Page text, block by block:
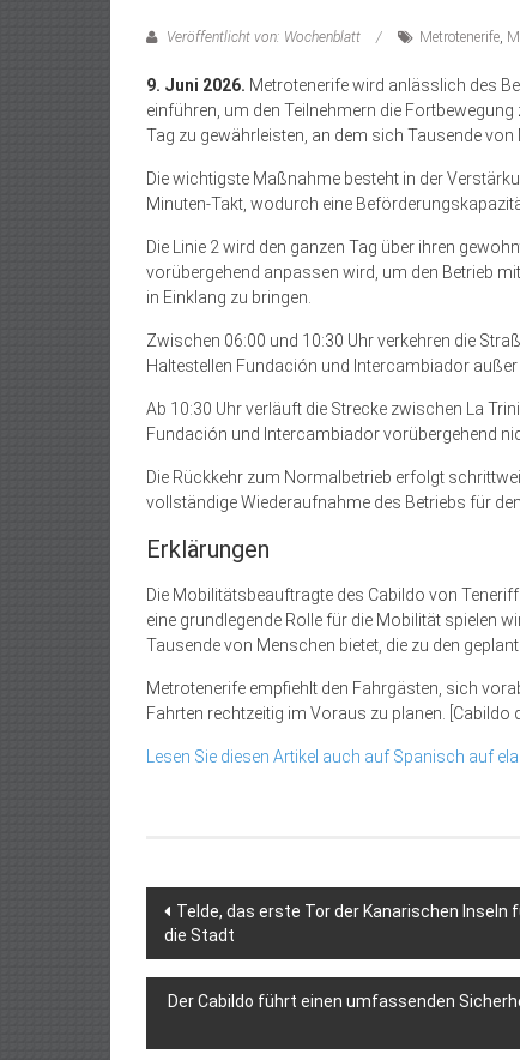
Veröffentlicht von: Wochenblatt Metrotenerife
9. Juni 2026. Metrotenerife wird anlässlich des
einführen, um den Teilnehmern die
Tag zu gewährleisten, an dem sich Tausende
Die wichtigste Maßnahme besteht in der
Minuten-Takt, wodurch eine
Die Linie 2 wird den ganzen Tag über ihren
vorübergehend anpassen wird, um den Betrieb
in Einklang zu bringen.
Zwischen 06:00 und 10:30 Uhr verkehren die
Haltestellen Fundación und Intercambiador außer
Ab 10:30 Uhr verläuft die Strecke zwischen La
Fundación und Intercambiador vorübergehend
Die Rückkehr zum Normalbetrieb erfolgt
vollständige Wiederaufnahme des Betriebs für
Erklärungen
Die Mobilitätsbeauftragte des Cabildo von
eine grundlegende Rolle für die Mobilität spielen
Tausende von Menschen bietet, die zu den
Metrotenerife empfiehlt den Fahrgästen, sich
Fahrten rechtzeitig im Voraus zu planen. [Cabildo
Lesen Sie diesen Artikel auch auf Spanisch auf
Beitragsnavigation
Telde, das erste Tor der Kanarischen
die Stadt
Der Cabildo führt einen umfassenden